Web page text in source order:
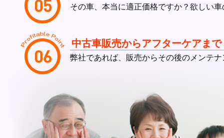
その車、本当に適正価格ですか？欲しい
中古車販売からアフターケアまで
弊社であれば、販売からその後のメンテ